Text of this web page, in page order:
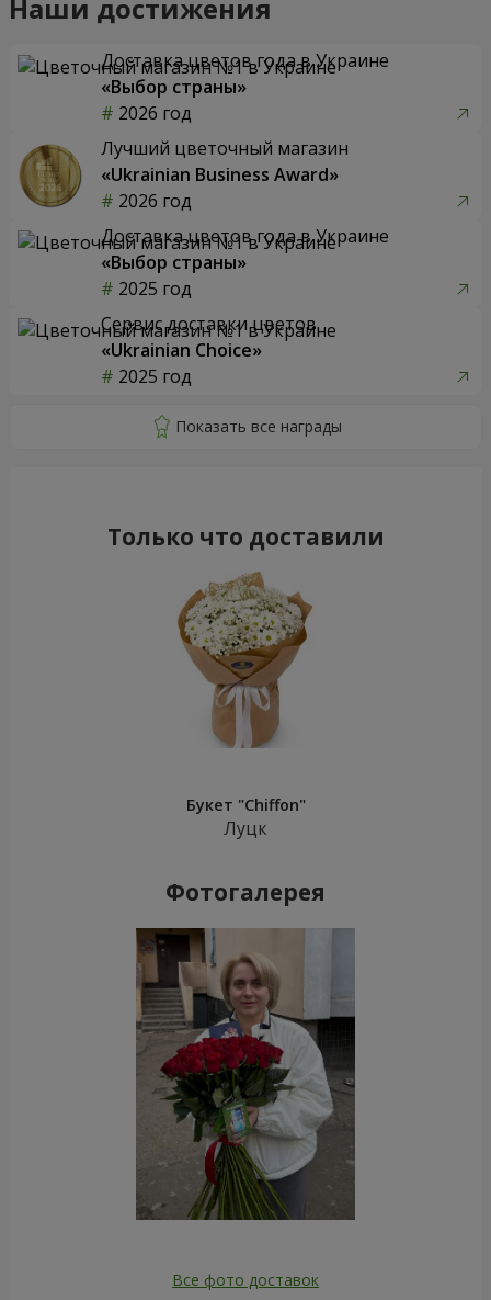
Наши достижения
Доставка цветов года в Украине
«Выбор страны»
2026 год
Лучший цветочный магазин
«Ukrainian Business Award»
2026 год
Доставка цветов года в Украине
«Выбор страны»
2025 год
Сервис доставки цветов
«Ukrainian Choice»
2025 год
Только что доставили
Букет "Chiffon"
Луцк
Фотогалерея
Все фото доставок